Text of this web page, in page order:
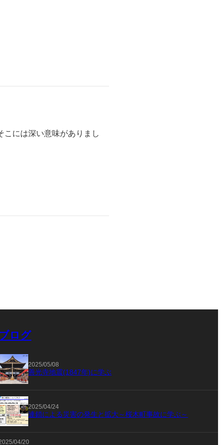
こには深い意味がありまし
ブログ
2025/05/08
善光寺地震(1847年)に学ぶ
2025/04/24
連鎖による災害の発生と拡大～桜木町事故に学ぶ～
04/20